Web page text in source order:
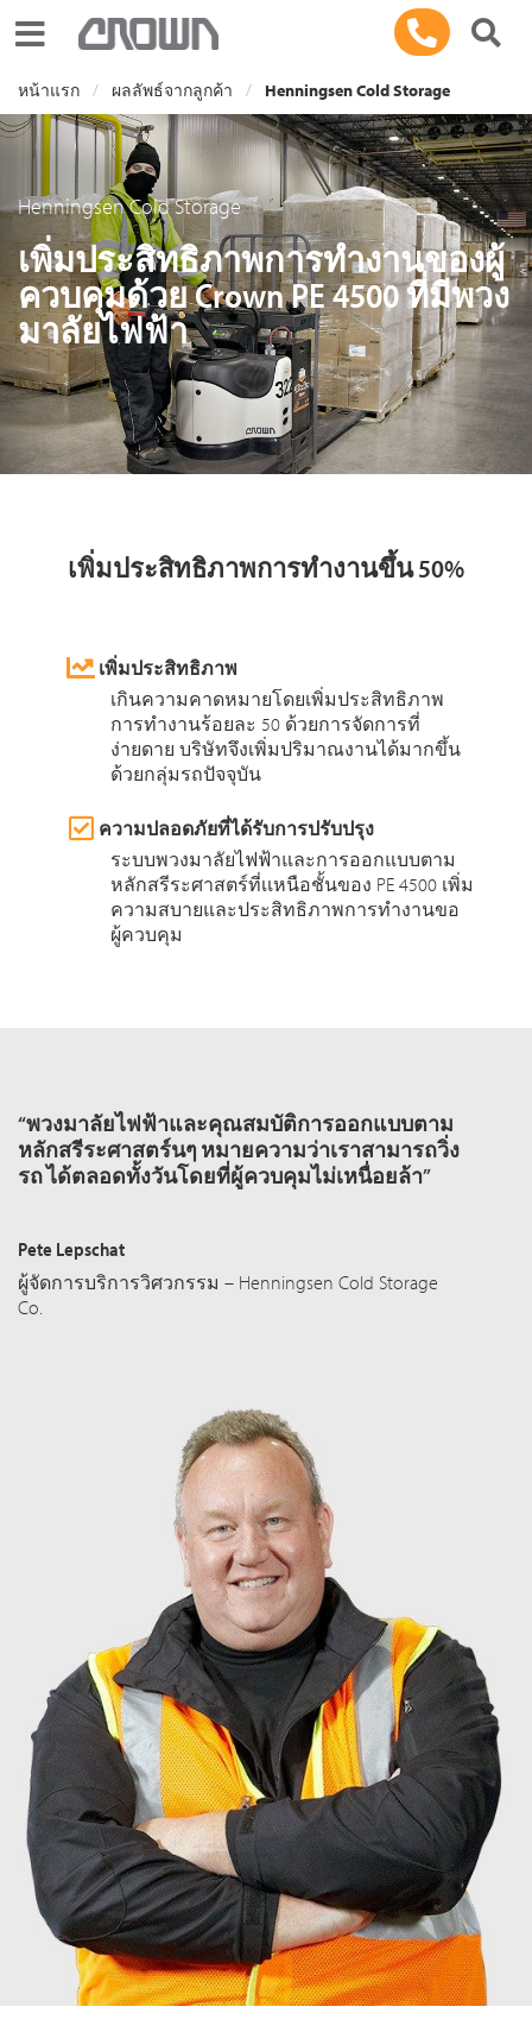
Toggle navigation
หน้าแรก ผลลัพธ์จากลูกค้า Henningsen Cold Storage
Henningsen Cold Storage
เพิ่มประสิทธิภาพการทำงานของผู้
ควบคุมด้วย Crown PE 4500 ที่มีพวง
มาลัยไฟฟ้า
เพิ่มประสิทธิภาพการทำงานขึ้น 50%
เพิ่มประสิทธิภาพ
เกินความคาดหมายโดยเพิ่มประสิทธิภาพ
การทำงานร้อยละ 50 ด้วยการจัดการที่
ง่ายดาย บริษัทจึงเพิ่มปริมาณงานได้มากขึ้น
ด้วยกลุ่มรถปัจจุบัน
ความปลอดภัยที่ได้รับการปรับปรุง
ระบบพวงมาลัยไฟฟ้าและการออกแบบตาม
หลักสรีระศาสตร์ที่เเหนือชั้นของ PE 4500 เพิ่ม
ความสบายและประสิทธิภาพการทำงานขอ
ผู้ควบคุม
“พวงมาลัยไฟฟ้าและคุณสมบัติการออกแบบตาม
หลักสรีระศาสตร์นๆ หมายความว่าเราสามารถวิ่ง
รถ ได้ตลอดทั้งวันโดยที่ผู้ควบคุมไม่เหนื่อยล้า”
Pete Lepschat
ผู้จัดการบริการวิศวกรรม – Henningsen Cold Storage
Co.